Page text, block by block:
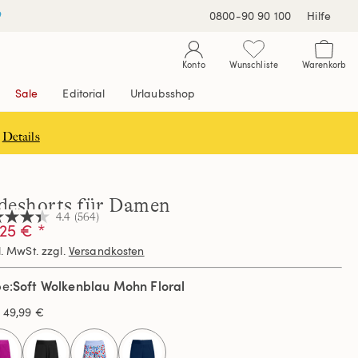
0800-90 90 100 Hilfe
Konto Wunschliste Warenkorb
Sale Editorial Urlaubsshop
Details
für Damen
4.4 (564)
€ *
MwSt. zzgl. Versandkosten
Soft Wolkenblau Mohn Floral
49,99 €